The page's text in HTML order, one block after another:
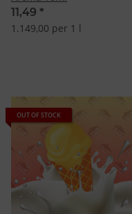
11,49 *
1.149,00 per 1 l
OUT OF STOCK